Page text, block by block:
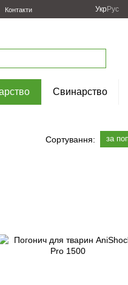
Контакти УкрРус
Свинарство
Сортування: за